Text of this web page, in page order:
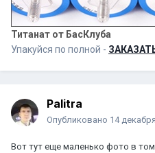
Титанат от БасКлуба
Упакуйся по полной -
Palitra
Опубликовано 14
Вот тут еще маленько фото в том